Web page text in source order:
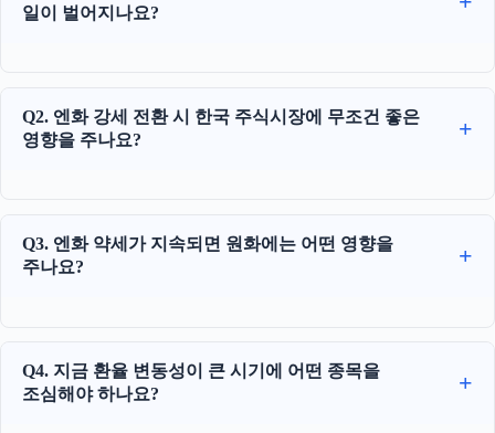
일이 벌어지나요?
Q2. 엔화 강세 전환 시 한국 주식시장에 무조건 좋은
영향을 주나요?
Q3. 엔화 약세가 지속되면 원화에는 어떤 영향을
주나요?
Q4. 지금 환율 변동성이 큰 시기에 어떤 종목을
조심해야 하나요?